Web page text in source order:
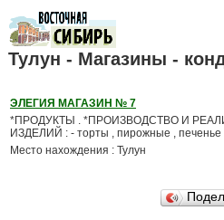
Тулун - Магазины -
ЭЛЕГИЯ МАГАЗИН № 7
*ПРОДУКТЫ . *ПРОИЗВОДСТВО И
ИЗДЕЛИЙ : - торты , пирожные , печенье ,
Место нахождения : Тулун